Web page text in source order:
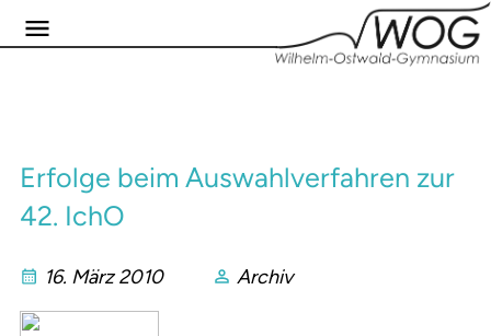
Erfolge beim Auswahlverfahren zur
42. IchO
16. März 2010 Archiv